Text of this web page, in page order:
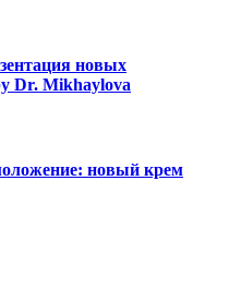
новых
Dr. Mikhaylova
новый крем